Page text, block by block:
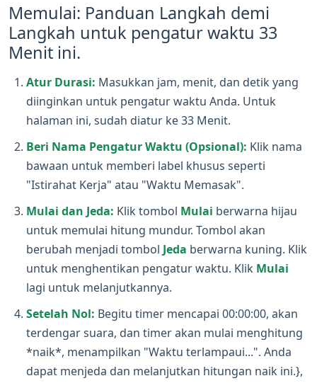
Memulai: Panduan Langkah demi
Langkah untuk pengatur waktu 33
Menit ini.
Atur Durasi: Masukkan jam, menit, dan detik yang
diinginkan untuk pengatur waktu Anda. Untuk
halaman ini, sudah diatur ke 33 Menit.
Beri Nama Pengatur Waktu (Opsional): Klik nama
bawaan untuk memberi label khusus seperti
"Istirahat Kerja" atau "Waktu Memasak".
Mulai dan Jeda: Klik tombol Mulai berwarna hijau
untuk memulai hitung mundur. Tombol akan
berubah menjadi tombol Jeda berwarna kuning. Klik
untuk menghentikan pengatur waktu. Klik Mulai
lagi untuk melanjutkannya.
Setelah Nol: Begitu timer mencapai 00:00:00, akan
terdengar suara, dan timer akan mulai menghitung
*naik*, menampilkan "Waktu terlampaui...". Anda
dapat menjeda dan melanjutkan hitungan naik ini.},